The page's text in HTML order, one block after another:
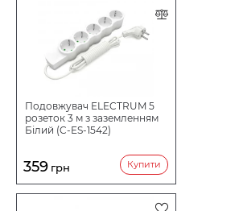
Подовжувач ELECTRUM 5
розеток 3 м з заземленням
Білий (C-ES-1542)
359 грн Купити
ДОВЖИНА ДРОТУ
ПЕРЕРІЗ ДРОТУ, КВ.ММ
СТУПІНЬ ПИЛЕВОЛОГОЗАХИСТУ
МАКСИМАЛЬНЕ НАВАНТАЖЕННЯ